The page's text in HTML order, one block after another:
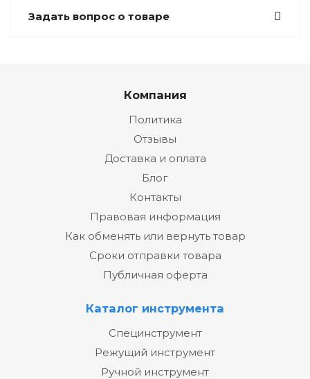
Задать вопрос о товаре
Компания
Политика
Отзывы
Доставка и оплата
Блог
Контакты
Правовая информация
Как обменять или вернуть товар
Сроки отправки товара
Публичная оферта
Каталог инструмента
Специнструмент
Режущий инструмент
Ручной инструмент